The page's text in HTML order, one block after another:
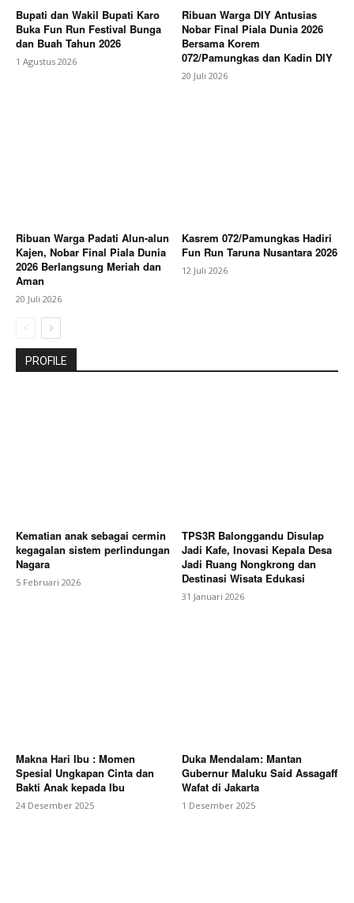
Bupati dan Wakil Bupati Karo
Buka Fun Run Festival Bunga
dan Buah Tahun 2026
1 Agustus 2026
Ribuan Warga DIY Antusias
Nobar Final Piala Dunia 2026
Bersama Korem
072/Pamungkas dan Kadin DIY
20 Juli 2026
Ribuan Warga Padati Alun-alun
Kajen, Nobar Final Piala Dunia
2026 Berlangsung Meriah dan
Aman
20 Juli 2026
Kasrem 072/Pamungkas Hadiri
Fun Run Taruna Nusantara 2026
12 Juli 2026
PROFILE
Kematian anak sebagai cermin
kegagalan sistem perlindungan
Nagara
5 Februari 2026
TPS3R Balonggandu Disulap
Jadi Kafe, Inovasi Kepala Desa
Jadi Ruang Nongkrong dan
Destinasi Wisata Edukasi
31 Januari 2026
Makna Hari Ibu : Momen
Spesial Ungkapan Cinta dan
Bakti Anak kepada Ibu
24 Desember 2025
Duka Mendalam: Mantan
Gubernur Maluku Said Assagaff
Wafat di Jakarta
1 Desember 2025